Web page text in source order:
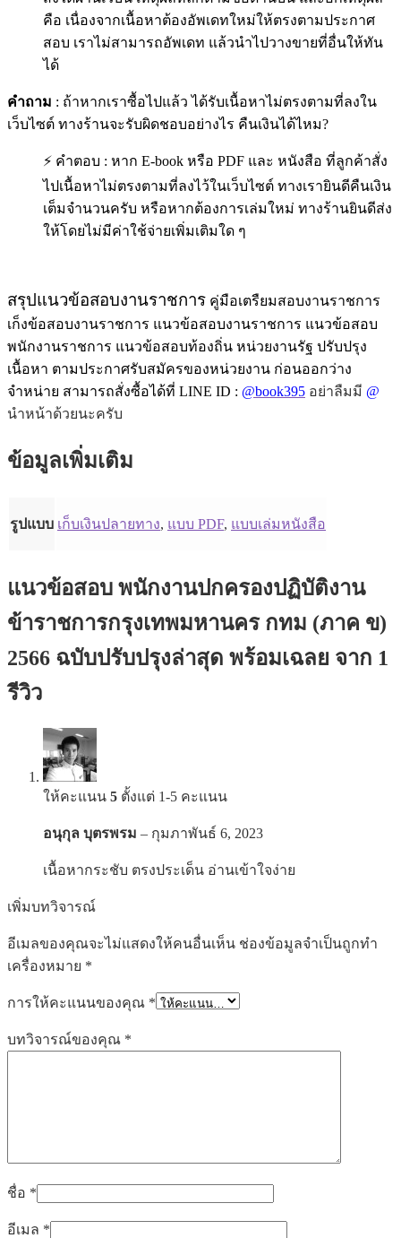
คือ เนื่องจากเนื้อหาต้องอัพเดทใหม่ให้ตรงตามประกาศ
สอบ เราไม่สามารถอัพเดท แล้วนำไปวางขายที่อื่นให้ทัน
ได้
คำถาม : ถ้าหากเราซื้อไปแล้ว ได้รับเนื้อหาไม่ตรงตามที่ลงใน
เว็บไซต์ ทางร้านจะรับผิดชอบอย่างไร คืนเงินได้ไหม?
⚡ คำตอบ : หาก E-book หรือ PDF และ หนังสือ ที่ลูกค้าสั่ง
ไปเนื้อหาไม่ตรงตามที่ลงไว้ในเว็บไซต์ ทางเรายินดีคืนเงิน
เต็มจำนวนครับ หรือหากต้องการเล่มใหม่ ทางร้านยินดีส่ง
ให้โดยไม่มีค่าใช้จ่ายเพิ่มเติมใด ๆ
สรุปแนวข้อสอบงานราชการ คู่มือเตรืยมสอบงานราชการ
เก็งข้อสอบงานราชการ แนวข้อสอบงานราชการ แนวข้อสอบ
พนักงานราชการ แนวข้อสอบท้องถิ่น หน่วยงานรัฐ ปรับปรุง
เนื้อหา ตามประกาศรับสมัครของหน่วยงาน ก่อนออกว่าง
จำหน่าย สามารถสั่งซื้อได้ที่ LINE ID : @book395 อย่าลืมมี @
นำหน้าด้วยนะครับ
ข้อมูลเพิ่มเติม
รูปแบบ เก็บเงินปลายทาง, แบบ PDF, แบบเล่มหนังสือ
แนวข้อสอบ พนักงานปกครองปฏิบัติงาน
ข้าราชการกรุงเทพมหานคร กทม (ภาค ข)
2566 ฉบับปรับปรุงล่าสุด พร้อมเฉลย จาก 1
รีวิว
ให้คะแนน 5 ตั้งแต่ 1-5 คะแนน
อนุกุล บุตรพรม – กุมภาพันธ์ 6, 2023
เนื้อหากระชับ ตรงประเด็น อ่านเข้าใจง่าย
เพิ่มบทวิจารณ์
อีเมลของคุณจะไม่แสดงให้คนอื่นเห็น ช่องข้อมูลจำเป็นถูกทำ
เครื่องหมาย *
การให้คะแนนของคุณ *
บทวิจารณ์ของคุณ *
ชื่อ *
อีเมล *